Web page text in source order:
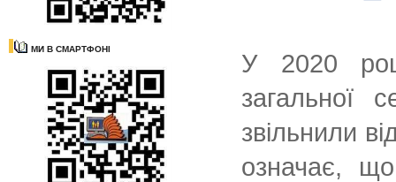
МИ В СМАРТФОНІ
У 2020
загальної
звільнили
означає, що